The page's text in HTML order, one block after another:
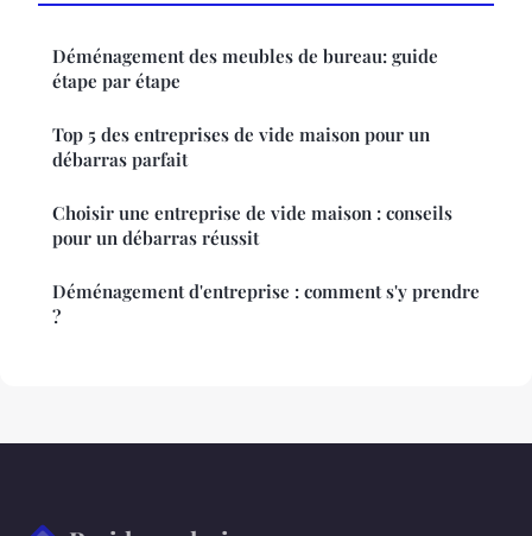
Déménagement des meubles de bureau: guide
étape par étape
Top 5 des entreprises de vide maison pour un
débarras parfait
Choisir une entreprise de vide maison : conseils
pour un débarras réussit
Déménagement d'entreprise : comment s'y prendre
?